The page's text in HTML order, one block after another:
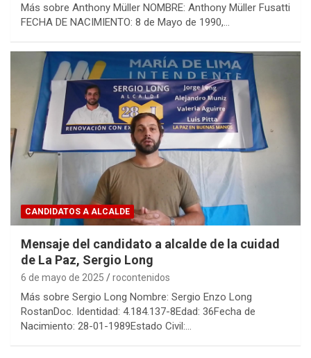
Más sobre Anthony Müller NOMBRE: Anthony Müller Fusatti
FECHA DE NACIMIENTO: 8 de Mayo de 1990,…
CANDIDATOS A ALCALDE
Mensaje del candidato a alcalde de la cuidad
de La Paz, Sergio Long
6 de mayo de 2025 rocontenidos
Más sobre Sergio Long Nombre: Sergio Enzo Long
RostanDoc. Identidad: 4.184.137-8Edad: 36Fecha de
Nacimiento: 28-01-1989Estado Civil:…